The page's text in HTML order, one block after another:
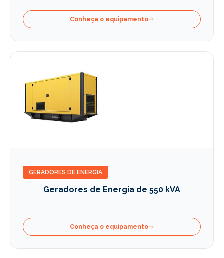
Conheça o equipamento
GERADORES DE ENERGIA
Geradores de Energia de 550 kVA
Conheça o equipamento